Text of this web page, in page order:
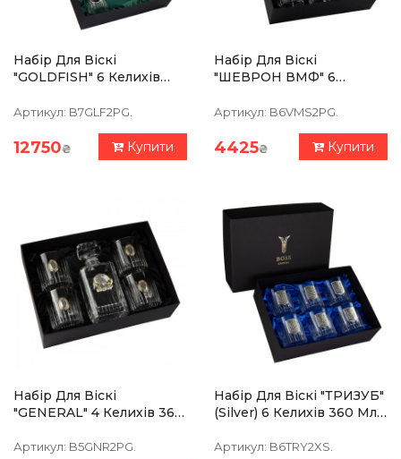
Набір Для Віскі
"GOLDFISH" 6 Келихів
Кришталь З Платиною,
Позолотою
Артикул: B7GLF2PG.
12750₴ Купити
Набір Для Віскі
"ШЕВРОН ВМФ" 6
Кришталь З Платиною,
Позолотою
Артикул: B6VMS2PG.
4425₴ Купити
Набір Для Віскі
"GENERAL" 4 Келихів 360
Кришталь З Платиною,
Артикул: B5GNR2PG.
Набір Для Віскі "ТРИЗУБ"
(silver) 6 Келихів 360 Мл,
Зображення Зі Срібла
Артикул: B6TRY2XS.